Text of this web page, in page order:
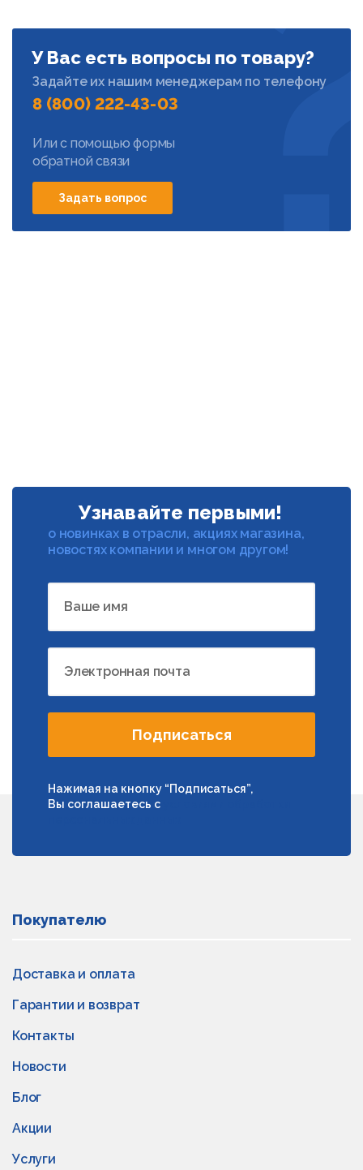
У Вас есть вопросы по товару?
Задайте их нашим менеджерам по телефону
8 (800) 222-43-03
Или с помощью формы
обратной связи
Задать вопрос
Узнавайте первыми!
о новинках в отрасли, акциях магазина,
новостях компании и многом другом!
Ваше имя
Электронная почта
Подписаться
Нажимая на кнопку “Подписаться”,
Вы соглашаетесь с
Покупателю
Доставка и оплата
Гарантии и возврат
Контакты
Новости
Блог
Акции
Услуги